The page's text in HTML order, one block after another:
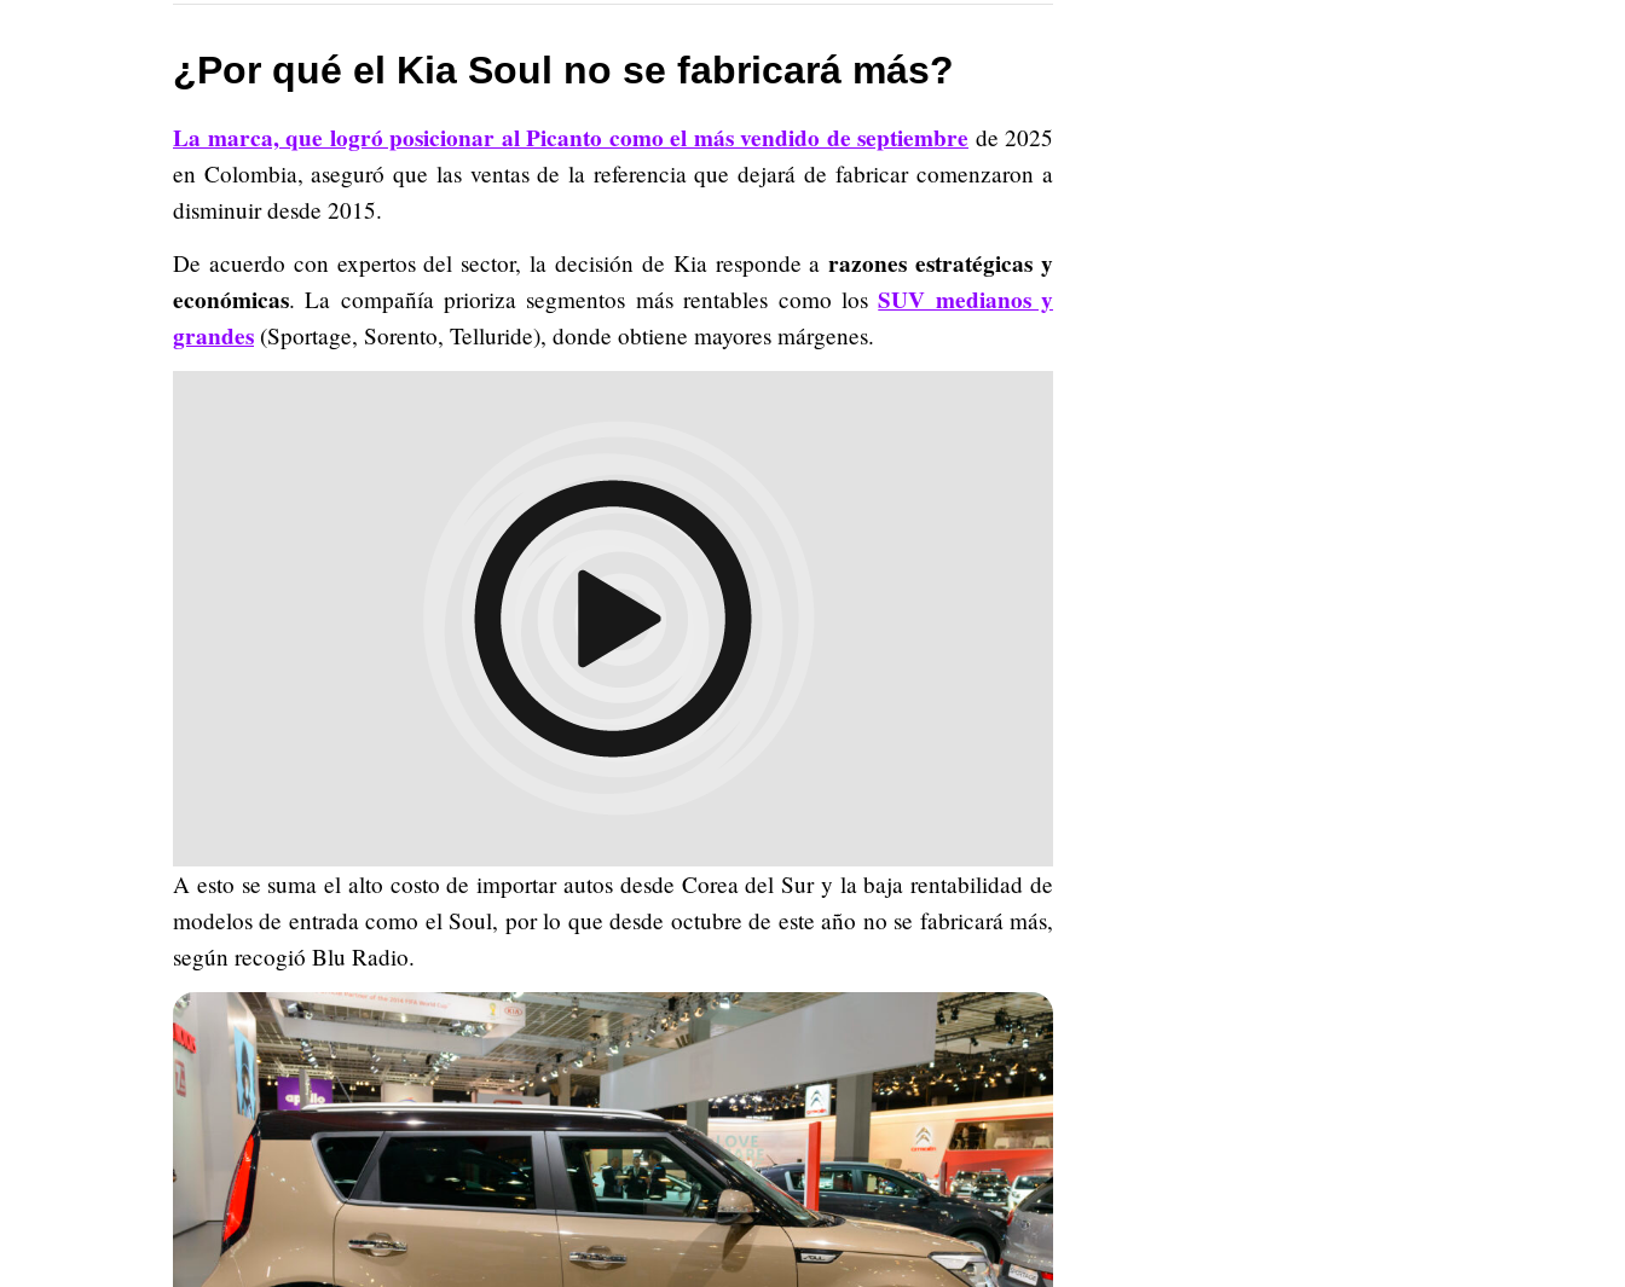
¿Por qué el Kia Soul no se fabricará más?
La marca, que logró posicionar al Picanto como el más vendido de septiembre de 2025
en Colombia, aseguró que las ventas de la referencia que dejará de fabricar comenzaron a
disminuir desde 2015.
De acuerdo con expertos del sector, la decisión de Kia responde arazones estratégicas y
económicas. La compañía prioriza segmentos más rentables como losSUV medianos y
grandes (Sportage, Sorento, Telluride), donde obtiene mayores márgenes.
A esto se suma el alto costo de importar autos desde Corea del Sur y la baja rentabilidad de
modelos de entrada como el Soul, por lo que desde octubre de este año no se fabricará más,
según recogió Blu Radio.